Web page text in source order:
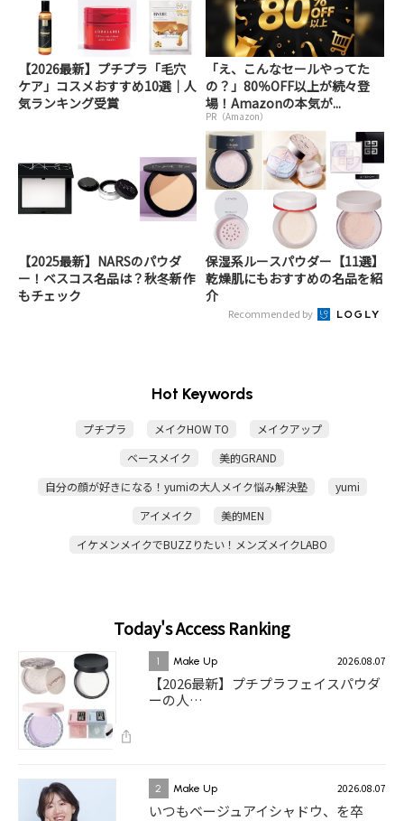
【2026最新】プチプラ「毛穴
ケア」コスメおすすめ10選｜人
気ランキング受賞
「え、こんなセールやってた
の？」80％OFF以上が続々登
場！Amazonの本気が...
PR（Amazon）
【2025最新】NARSのパウダ
ー！ベスコス名品は？秋冬新作
もチェック
保湿系ルースパウダー【11選】
乾燥肌にもおすすめの名品を紹
介
Recommended by
Hot Keywords
プチプラ メイクHOW TO
メイクアップ
ベースメイク
美的GRAND
自分の顔が好きになる！yumiの大人メイク悩み解決塾
yumi
アイメイク
美的MEN
イケメンメイクでBUZZりたい！メンズメイクLABO
Today's Access Ranking
1 Make Up 2026.08.07
【2026最新】プチプラフェイスパウダ
ーの人…
2 Make Up 2026.08.07
いつもベージュアイシャドウ、を卒